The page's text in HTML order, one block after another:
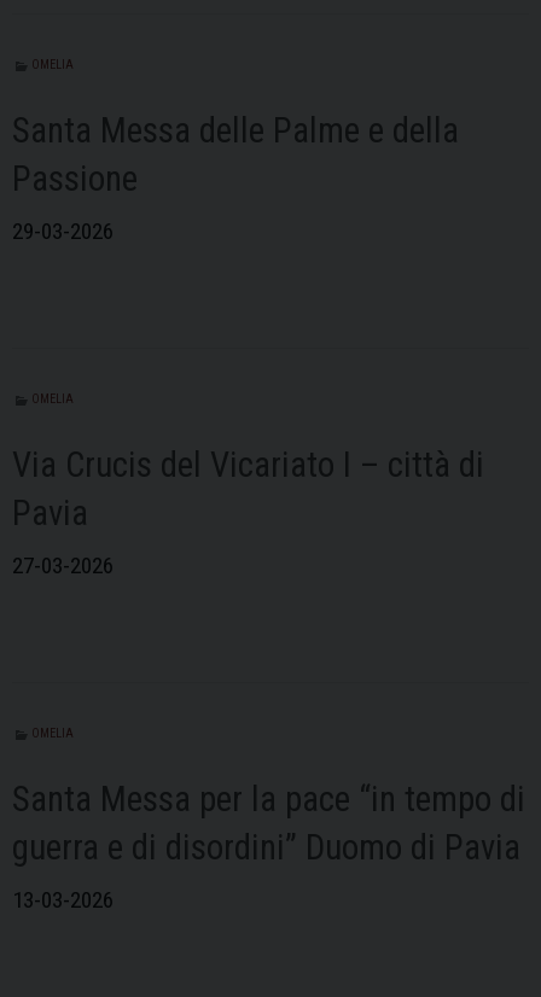
OMELIA
Santa Messa delle Palme e della
Passione
29-03-2026
OMELIA
Via Crucis del Vicariato I – città di
Pavia
27-03-2026
OMELIA
Santa Messa per la pace “in tempo di
guerra e di disordini” Duomo di Pavia
13-03-2026